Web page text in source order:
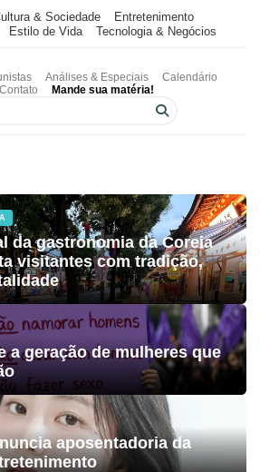
& Sociedade
Entretenimento
Estilo de Vida Tecnologia & Negócios
Análises & Especiais
Calendário
Contato Mande sua matéria!
da gastronomia da Coreia
visitantes com tradição,
a geração de mulheres que
aposentadoria da